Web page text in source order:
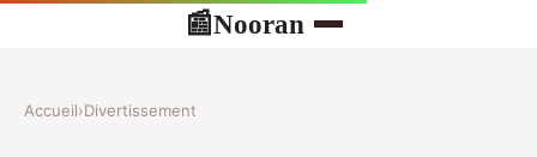
📰Nooran
Accueil›Divertissement